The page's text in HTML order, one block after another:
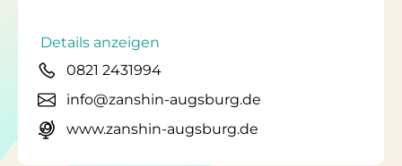
Details anzeigen
0821 2431994
info@zanshin-augsburg.de
www.zanshin-augsburg.de